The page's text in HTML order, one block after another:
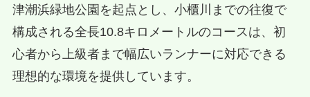
津潮浜緑地公園を起点とし、小櫃川までの往復で
構成される全長10.8キロメートルのコースは、初
心者から上級者まで幅広いランナーに対応できる
理想的な環境を提供しています。